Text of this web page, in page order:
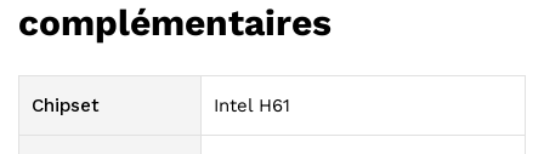
complémentaires
Chipset Intel H61